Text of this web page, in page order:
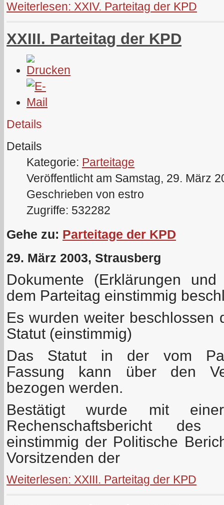
Weiterlesen: XXIV. Parteitag der KPD
XXIII. Parteitag der KPD
Details
Details
Kategorie: Parteitage
Veröffentlicht am Samstag, 29. März
Geschrieben von estro
Zugriffe: 532282
Gehe zu: Parteitage der KPD
29. März 2003, Strausberg
Dokumente (Erklärungen
dem Parteitag einstimmig
Es wurden weiter beschlossen
Statut (einstimmig)
Das Statut in der vom
Fassung kann über den
bezogen werden.
Bestätigt wurde mit
Rechenschaftsbericht des
einstimmig der Politische
Vorsitzenden der
Weiterlesen: XXIII. Parteitag der KPD